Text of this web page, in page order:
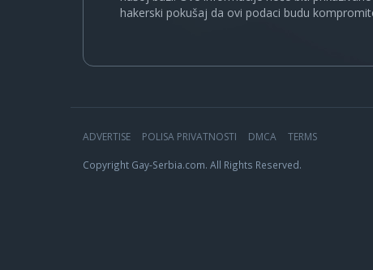
hakerski pokušaj da ovi podaci budu
ADVERTISE POLISA PRIVATNOSTI DMCA TERMS
Copyright Gay-Serbia.com. All Rights Reserved.